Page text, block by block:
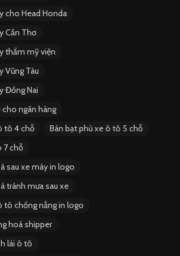
cho Head Honda
Cần Thơ
thẩm mỹ viện
Vũng Tàu
Đồng Nai
ngân hàng
tô 4 chỗ
Bán bạt phủ xe ô tô 5 chỗ
7 chỗ
sau xe máy in logo
tránh mưa sau xe
tô chống nắng in logo
hoá shipper
lái ô tô